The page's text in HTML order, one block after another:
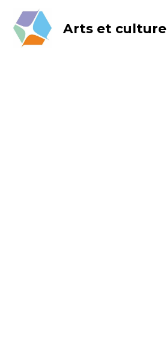
content
Arts et culture